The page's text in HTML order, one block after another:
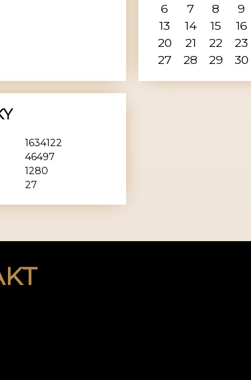
6
7 8 9
13
14 15 16
20
21 22 23
27
28 29 30
27
1634122
46497
1280